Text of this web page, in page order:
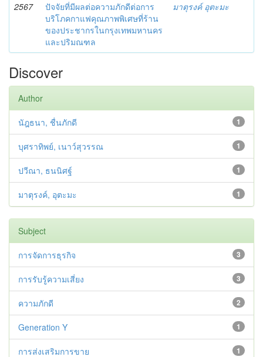
2567
ปัจจัยที่มีผลต่อความภักดีต่อการ
บริโภคกาแฟคุณภาพพิเศษที่ร้าน
ของประชากรในกรุงเทพมหานคร
และปริมณฑล
มาตุรงค์ อุตะมะ
Discover
Author
1
นัฎธนา, ชื่นภักดี
1
บุศราทิพย์, เนาว์สุวรรณ
1
ปวีณา, ธนนิศฐ์
1
มาตุรงค์, อุตะมะ
Subject
3
การจัดการธุรกิจ
3
การรับรู้ความเสี่ยง
2
ความภักดี
1
Generation Y
1
การส่งเสริมการขาย